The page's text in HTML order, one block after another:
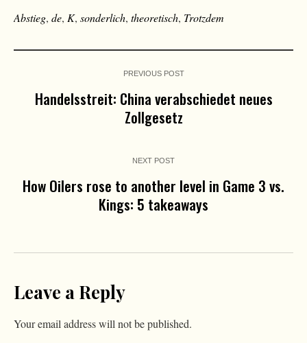
Abstieg, de, K, sonderlich, theoretisch, Trotzdem
PREVIOUS POST
Handelsstreit: China verabschiedet neues
Zollgesetz
NEXT POST
How Oilers rose to another level in Game 3 vs.
Kings: 5 takeaways
Leave a Reply
Your email address will not be published.